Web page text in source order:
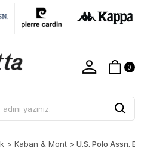
0
> Kaban & Mont > U.S. Polo Assn.